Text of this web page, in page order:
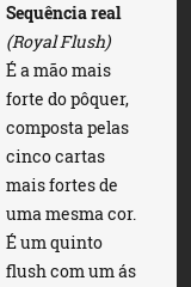
Sequência real
(Royal Flush)
É a mão mais
forte do pôquer,
composta pelas
cinco cartas
mais fortes de
uma mesma cor.
É um quinto
flush com um ás